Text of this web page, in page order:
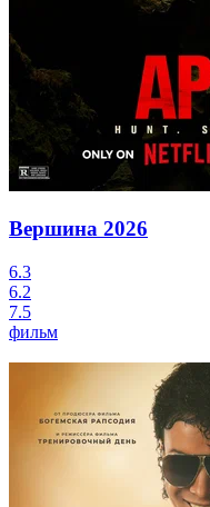
Вершина 2026
6.3
6.2
7.5
фильм